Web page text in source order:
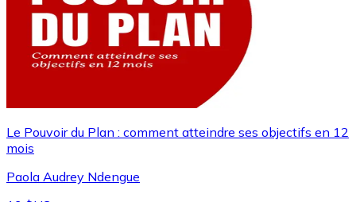
Le Pouvoir du Plan : comment atteindre ses objectifs en 12
mois
Paola Audrey Ndengue